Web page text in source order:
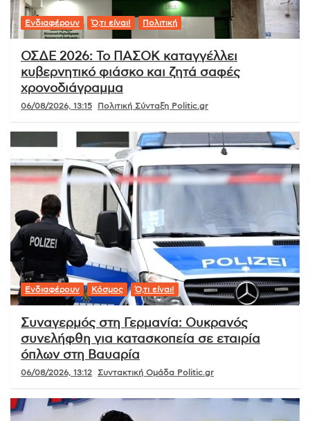
Ενδιαφέρουν Ό,τι είναι! Πολιτική
ΟΣΔΕ 2026: Το ΠΑΣΟΚ καταγγέλλει
κυβερνητικό φιάσκο και ζητά σαφές
χρονοδιάγραμμα
06/08/2026, 13:15 Πολιτική Σύνταξη Politic.gr
Ενδιαφέρουν Κόσμος Ό,τι είναι!
Συναγερμός στη Γερμανία: Ουκρανός
συνελήφθη για κατασκοπεία σε εταιρία
όπλων στη Βαυαρία
06/08/2026, 13:12 Συντακτική Ομάδα Politic.gr